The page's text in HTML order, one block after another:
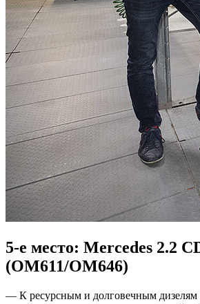
5-е место: Mercedes 2.2
(OM611/OM646)
— К ресурсным и долговечным дизелям